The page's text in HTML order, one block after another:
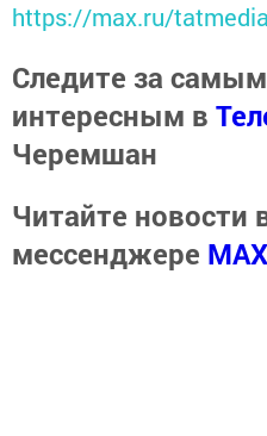
https://max.ru/tatmedia
Следите за
интересным в
Черемшан
Читайте новости
мессенджере MАХ